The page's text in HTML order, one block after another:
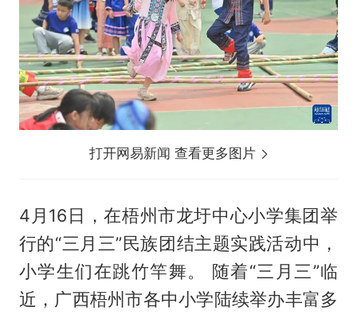
打开网易新闻 查看更多图片
4月16日，在梧州市龙圩中心小学集团举
行的“三月三”民族团结主题实践活动中，
小学生们在跳竹竿舞。 随着“三月三”临
近，广西梧州市各中小学陆续举办丰富多